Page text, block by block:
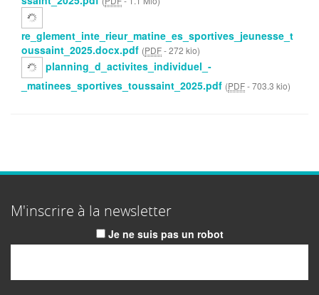
re_glement_inte_rieur_matine_es_sportives_jeunesse_t
oussaint_2025.docx.pdf (PDF-272 kio)
planning_d_activites_individuel_-
_matinees_sportives_toussaint_2025.pdf (PDF-703.3 kio)
M'inscrire à la newsletter
Je ne suis pas un robot